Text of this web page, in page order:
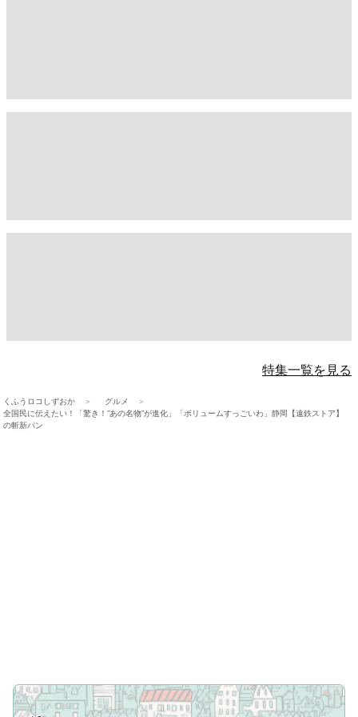
特集一覧を見る
くふうロコしずおか
グルメ
全国民に伝えたい！「驚き！”あの名物”が進化」「ボリュームすっごいわ」静岡【遠鉄ストア】
の斬新パン